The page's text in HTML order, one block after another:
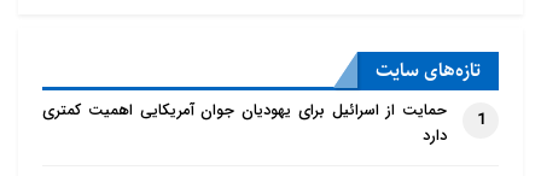
تازه‌‌های سایت
1
حمایت از اسرائیل برای یهودیان جوان آمریکایی اهمیت کمتری
دارد